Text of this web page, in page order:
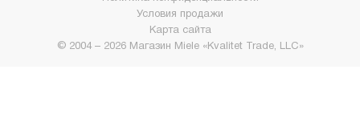
© 2004 – 2026 Магазин Miele «Kvalitet Trade, LLC»
Условия продажи
Карта сайта